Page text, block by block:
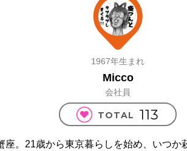
1967年生まれ
Micco
会社員
TOTAL 113
座。21歳から東京暮らしを始め、いつ